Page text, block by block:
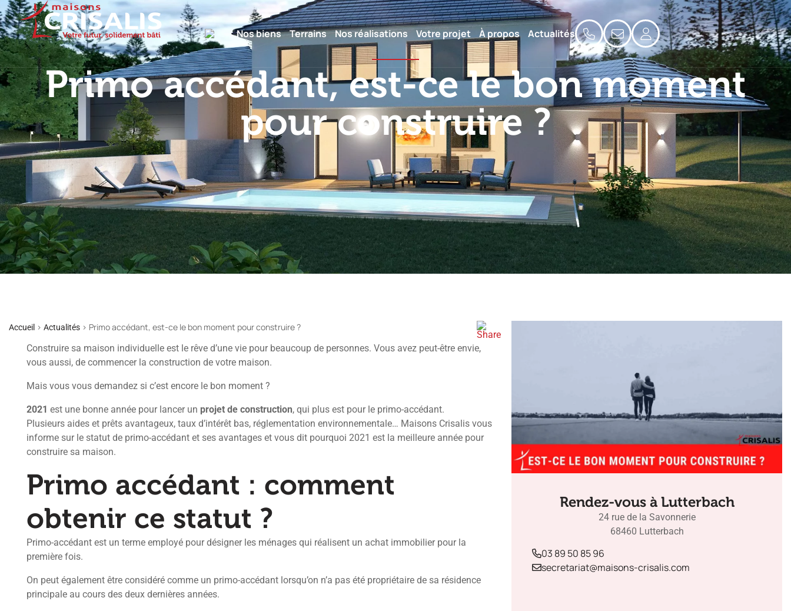
Nos biens Terrains Nos réalisations Votre projet À propos Actualités
Primo accédant, est-ce le bon moment
pour construire ?
Accueil > Actualités > Primo accédant, est-ce le bon moment pour construire ?
Construire sa maison individuelle est le rêve d’une vie pour beaucoup de personnes. Vous avez peut-être envie,
vous aussi, de commencer la construction de votre maison.
Mais vous vous demandez si c’est encore le bon moment ?
2021 est une bonne année pour lancer un projet de construction, qui plus est pour le primo-accédant.
Plusieurs aides et prêts avantageux, taux d’intérêt bas, réglementation environnementale… Maisons Crisalis vous
informe sur le statut de primo-accédant et ses avantages et vous dit pourquoi 2021 est la meilleure année pour
construire sa maison.
Primo accédant : comment
obtenir ce statut ?
Primo-accédant est un terme employé pour désigner les ménages qui réalisent un achat immobilier pour la
première fois.
On peut également être considéré comme un primo-accédant lorsqu’on n’a pas été propriétaire de sa résidence
principale au cours des deux dernières années.
Rendez-vous à Lutterbach
24 rue de la Savonnerie
68460 Lutterbach
03 89 50 85 96
secretariat@maisons-crisalis.com